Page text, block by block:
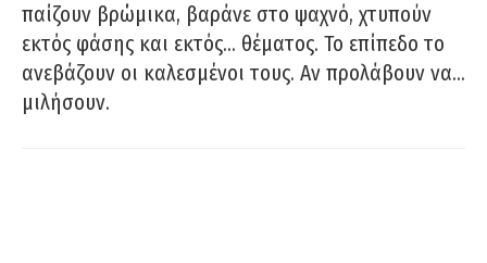
παίζουν βρώμικα, βαράνε στο ψαχνό, χτυπούν
εκτός φάσης και εκτός… θέματος. Το επίπεδο το
ανεβάζουν οι καλεσμένοι τους. Αν προλάβουν να…
μιλήσουν.